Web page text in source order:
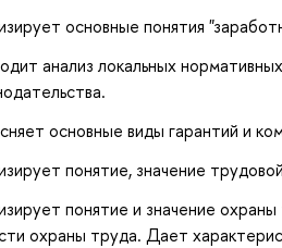
основные понятия
анализ локальных
основные виды гарантий и
понятие, значение
понятие и значение
охраны труда. Дает